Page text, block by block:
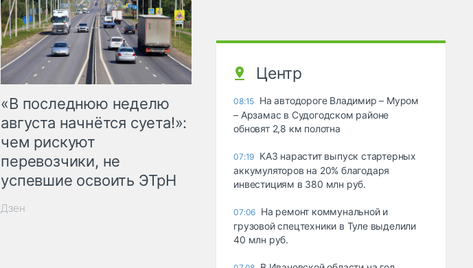
«В последнюю неделю
августа начнётся суета!»:
чем рискуют
перевозчики, не
успевшие освоить ЭТрН
Дзен
Центр
08:15 На автодороге Владимир – Муром
– Арзамас в Судогодском районе
обновят 2,8 км полотна
07:19 КАЗ нарастит выпуск стартерных
аккумуляторов на 20% благодаря
инвестициям в 380 млн руб.
07:06 На ремонт коммунальной и
грузовой спецтехники в Туле выделили
40 млн руб.